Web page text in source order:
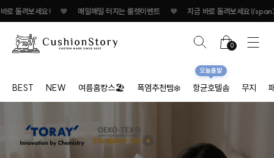
매일매일 터지는 룰렛이벤트 ♥ 지금 바로 돌려보세요! ♥ 매일매일 터지는 룰렛
0
BEST NEW 여름홈캉스🏖 폭염추천템❄️ 항균호텔솜
오늘출발
무지